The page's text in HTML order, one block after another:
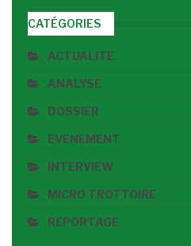
CATÉGORIES
ACTUALITE
ANALYSE
DOSSIER
EVENEMENT
INTERVIEW
MICRO TROTTOIRE
REPORTAGE